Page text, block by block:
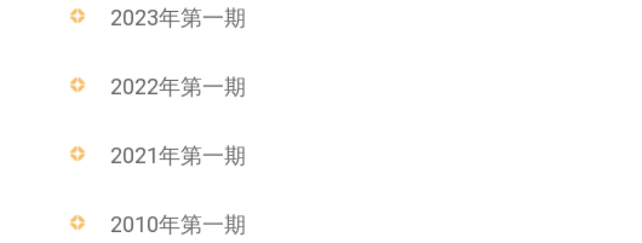
2023年第一期
2022年第一期
2021年第一期
2010年第一期